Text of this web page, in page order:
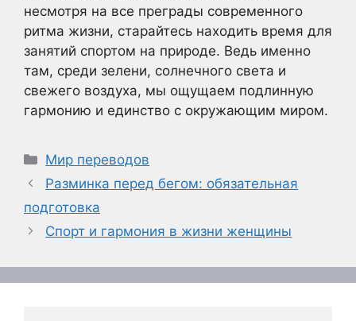
несмотря на все преграды современного
ритма жизни, старайтесь находить время для
занятий спортом на природе. Ведь именно
там, среди зелени, солнечного света и
свежего воздуха, мы ощущаем подлинную
гармонию и единство с окружающим миром.
Рубрики
Мир переводов
Разминка перед бегом: обязательная
подготовка
Спорт и гармония в жизни женщины